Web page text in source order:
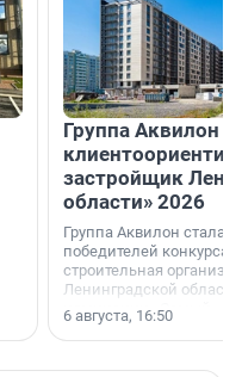
Группа Аквилон
застройщик
области» 2026
Группа Аквилон стала
победителей конкурса
строительная
Ленинградской области
номинации «Самый
застройщик
области».
6 августа, 16:50